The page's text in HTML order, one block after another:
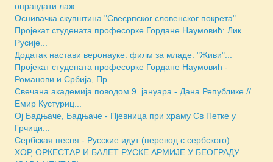
оправдати лаж...
Оснивачка скупштина "Свесрпског словенског покрета"...
Пројекат студената професорке Гордане Наумовић: Лик
Русије...
Додатак настави веронауке: филм за младе: "Живи"...
Пројекат студената професорке Гордане Наумовић -
Романови и Србија, Пр...
Свечана академија поводом 9. јануара - Дана Републике //
Емир Кустуриц...
Ој Бадњаче, Бадњаче - Пјевница при храму Св Петке у
Грчици...
Сербская песня - Русские идут (перевод с сербского)...
ХОР, ОРКЕСТАР И БАЛЕТ РУСКЕ АРМИЈЕ У БЕОГРАДУ